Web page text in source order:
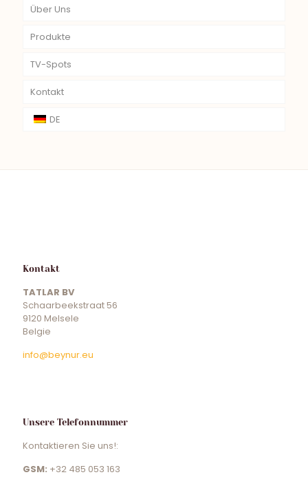
Über Uns
Produkte
TV-Spots
Kontakt
DE
Kontakt
TATLAR BV
Schaarbeekstraat 56
9120 Melsele
Belgie
info@beynur.eu
Unsere Telefonnummer
Kontaktieren Sie uns!:
GSM: +32 485 053 163